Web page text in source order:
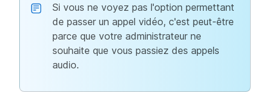
Si vous ne voyez pas l'option permettant
de passer un appel vidéo, c'est peut-être
parce que votre administrateur ne
souhaite que vous passiez des appels
audio.